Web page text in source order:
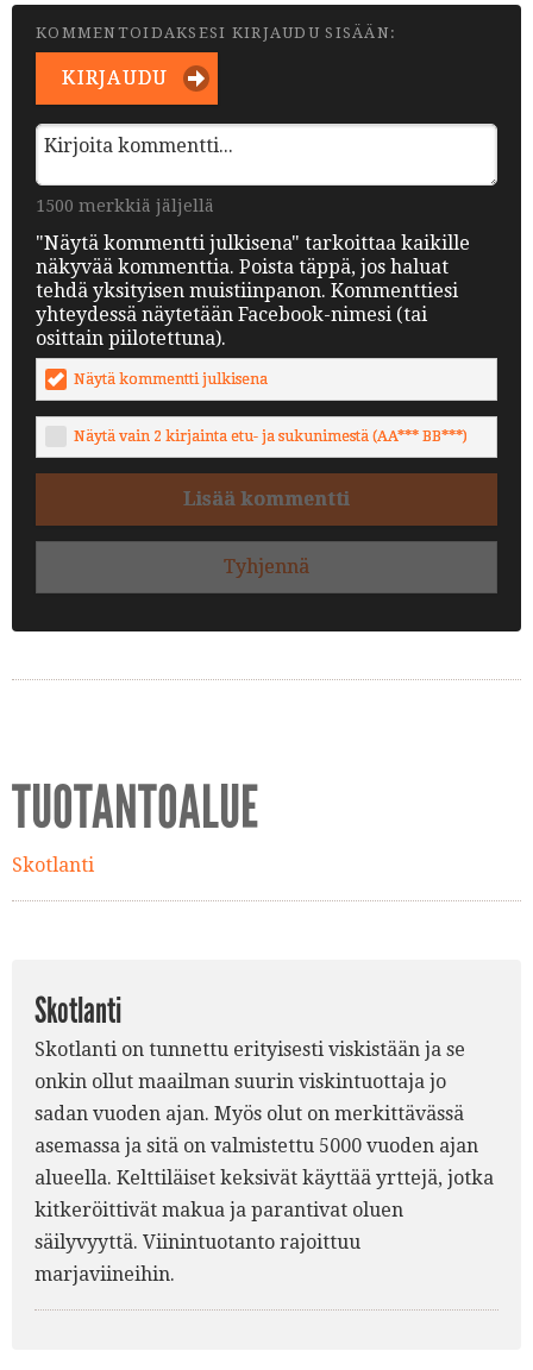
KOMMENTOIDAKSESI KIRJAUDU SISÄÄN:
KIRJAUDU
1500 merkkiä jäljellä
"Näytä kommentti julkisena" tarkoittaa kaikille
näkyvää kommenttia. Poista täppä, jos haluat
tehdä yksityisen muistiinpanon. Kommenttiesi
yhteydessä näytetään Facebook-nimesi (tai
osittain piilotettuna).
Näytä kommentti julkisena
Näytä vain 2 kirjainta etu- ja sukunimestä (AA*** BB***)
Lisää kommentti
Tyhjennä
TUOTANTOALUE
Skotlanti
Skotlanti
Skotlanti on tunnettu erityisesti viskistään ja se
onkin ollut maailman suurin viskintuottaja jo
sadan vuoden ajan. Myös olut on merkittävässä
asemassa ja sitä on valmistettu 5000 vuoden ajan
alueella. Kelttiläiset keksivät käyttää yrttejä, jotka
kitkeröittivät makua ja parantivat oluen
säilyvyyttä. Viinintuotanto rajoittuu
marjaviineihin.